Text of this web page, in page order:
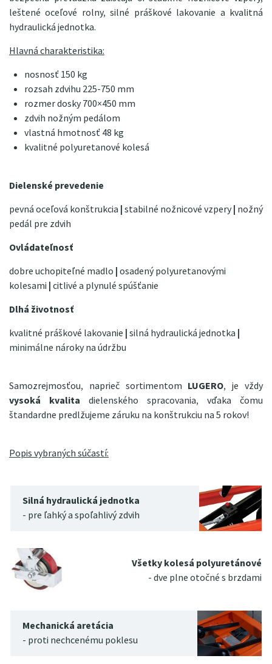
leštené oceľové rolny, silné práškové lakovanie a kvalitná
hydraulická jednotka.
Hlavná charakteristika:
nosnosť 150 kg
rozsah zdvihu 225-750 mm
rozmer dosky 700×450 mm
zdvih nožným pedálom
vlastná hmotnosť 48 kg
kvalitné polyuretanové kolesá
Dielenské prevedenie
pevná oceľová konštrukcia |stabilné nožnicové vzpery| nožný
pedál pre zdvih
Ovládateľnosť
dobre uchopiteľné madlo |osadený polyuretanovými
kolesami |citlivé a plynulé spúšťanie
Dlhá životnosť
kvalitné práškové lakovanie |silná hydraulická jednotka |
minimálne nároky na údržbu
Samozrejmosťou, naprieč sortimentom LUGERO, je vždy
vysoká kvalita dielenského spracovania, vďaka čomu
štandardne predlžujeme záruku na konštrukciu na 5 rokov!
Popis vybraných súčastí:
Silná hydraulická jednotka
- pre ľahký a spoľahlivý zdvih
Všetky kolesá polyuretánové
- dve plne otočné s brzdami
Mechanická aretácia
- proti nechcenému poklesu